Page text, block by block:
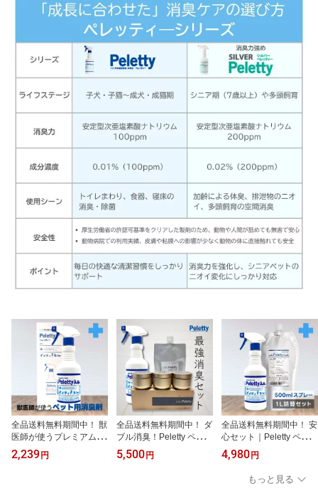
全品送料無料期間中！ 獣
医師が使うプレミアム消
臭｜Peletty ペレッティー
500ml ペット用消臭スプ
2,239 円
全品送料無料期間中！ ダ
ブル消臭！Peletty ペレッ
ティー 500ml 消臭スプレ
ー＋ララペレッティーA
5,500 円
全品送料無料期間中！ 安
心セット｜Peletty ペレッ
ティー ペット消臭スプレ
ー 500ml＋詰替用1L 獣
医師が使う プレミアム消
臭 リピーター定番 長期
4,980 円
もっと見る